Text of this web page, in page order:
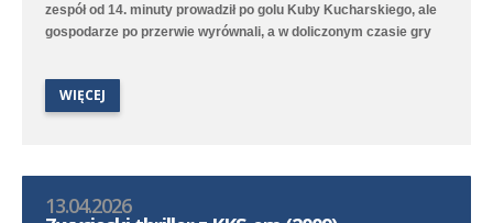
zespół od 14. minuty prowadził po golu Kuby Kucharskiego, ale
gospodarze po przerwie wyrównali, a w doliczonym czasie gry
Trans II Stare Oborzyska. Hat trickiem w tym meczu popisał się
Jan Marciniak.
WIĘCEJ
13.04.2026